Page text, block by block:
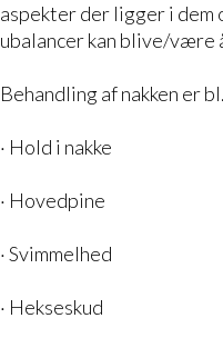
aspekter der ligger i dem
ubalancer kan blive/være
Behandling af nakken er
· Hold i nakke
· Hovedpine
· Svimmelhed
· Hekseskud